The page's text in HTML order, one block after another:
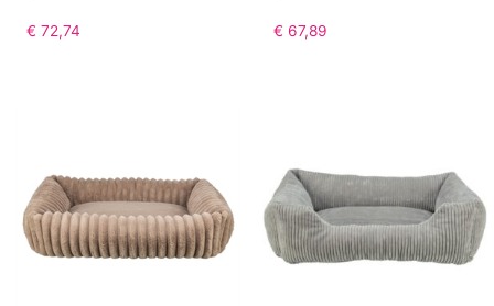
€ 72,74 € 67,89